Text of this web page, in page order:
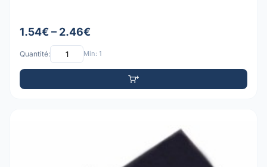
1.54€ – 2.46€
Quantité: Min: 1